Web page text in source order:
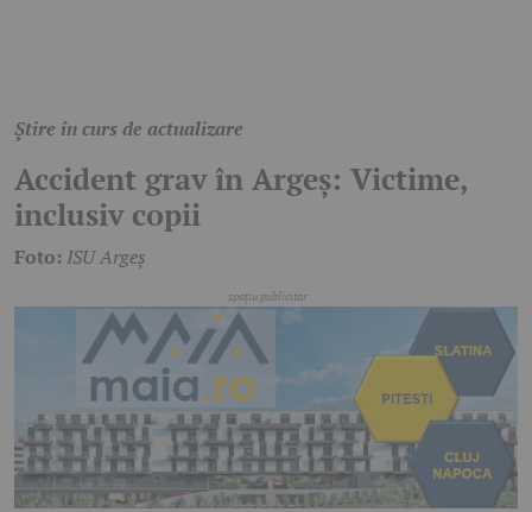
Știre în curs de actualizare
Accident grav în Argeș: Victime,
inclusiv copii
Foto:ISU Argeș